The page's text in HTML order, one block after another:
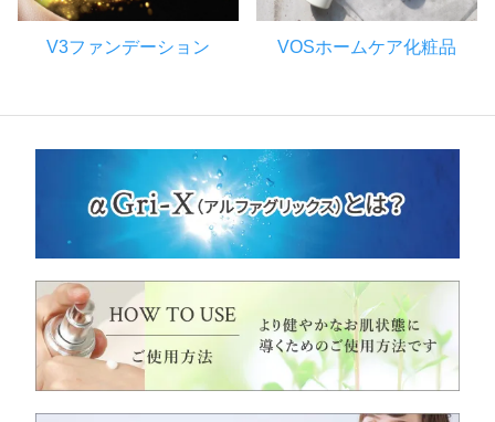
V3ファンデーション VOSホームケア化粧品